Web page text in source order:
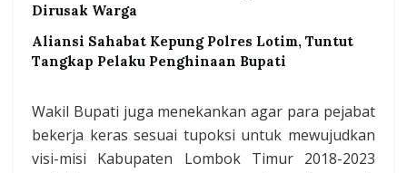
Dirusak Warga
Aliansi Sahabat Kepung Polres Lotim, Tuntut
Tangkap Pelaku Penghinaan Bupati
Wakil Bupati juga menekankan agar para pejabat
bekerja keras sesuai tupoksi untuk mewujudkan
visi-misi Kabupaten Lombok Timur 2018-2023